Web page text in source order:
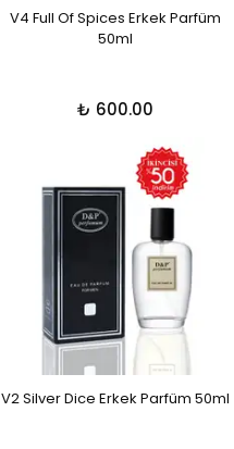
V4 Full Of Spices Erkek Parfüm
50ml
₺ 600.00
V2 Silver Dice Erkek Parfüm 50ml